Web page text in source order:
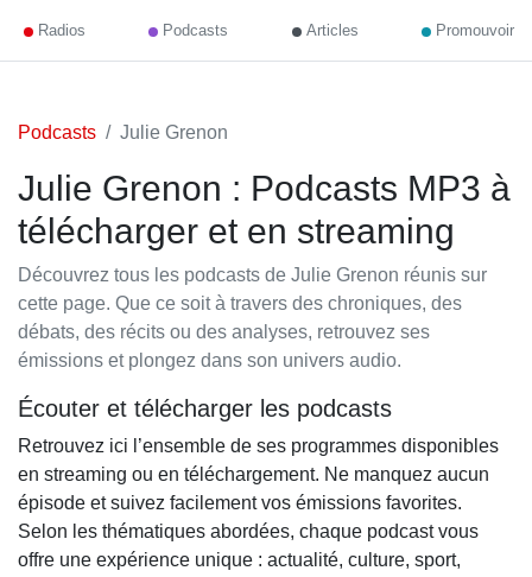
Radios Podcasts Articles Promouvoir
Podcasts Julie Grenon
Julie Grenon : Podcasts MP3 à
télécharger et en streaming
Découvrez tous les podcasts de Julie Grenon réunis sur
cette page. Que ce soit à travers des chroniques, des
débats, des récits ou des analyses, retrouvez ses
émissions et plongez dans son univers audio.
Écouter et télécharger les podcasts
Retrouvez ici l’ensemble de ses programmes disponibles
en streaming ou en téléchargement. Ne manquez aucun
épisode et suivez facilement vos émissions favorites.
Selon les thématiques abordées, chaque podcast vous
offre une expérience unique : actualité, culture, sport,